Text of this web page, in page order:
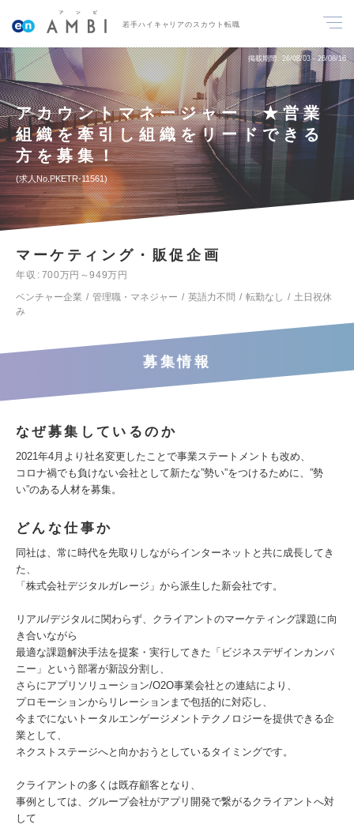
若手ハイキャリアのスカウト転職
掲載期間 26/08/03～26/08/16
アカウントマネージャー ★営業
組織を牽引し組織をリードできる
方を募集！
求人No.PKETR-11561
マーケティング・販促企画
年収
700万円～949万円
ベンチャー企業
管理職・マネジャー 英語力不問 転勤なし
土日祝休
み
募集情報
なぜ募集しているのか
2021年4月より社名変更したことで事業ステートメントも改め、
コロナ禍でも負けない会社として新たな”勢い”をつけるために、”勢
い”のある人材を募集。
どんな仕事か
同社は、常に時代を先取りしながらインターネットと共に成長してき
た、
「株式会社デジタルガレージ」から派生した新会社です。
リアル/デジタルに関わらず、クライアントのマーケティング課題に向
き合いながら
最適な課題解決手法を提案・実行してきた「ビジネスデザインカンパ
ニー」という部署が新設分割し、
さらにアプリソリューション/O2O事業会社との連結により、
プロモーションからリレーションまで包括的に対応し、
今までにないトータルエンゲージメントテクノロジーを提供できる企
業として、
ネクストステージへと向かおうとしているタイミングです。
クライアントの多くは既存顧客となり、
事例としては、グループ会社がアプリ開発で繋がるクライアントへ対
して